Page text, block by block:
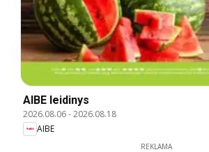
AIBE leidinys
2026.08.06-2026.08.18
AIBE
REKLAMA